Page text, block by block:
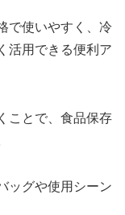
で使いやすく、冷
活用できる便利ア
ことで、食品保存
ッグや使用シーン